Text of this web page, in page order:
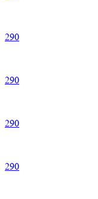
290
290
290
290